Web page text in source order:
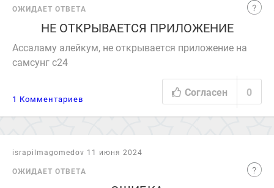
ОЖИДАЕТ ОТВЕТА
НЕ ОТКРЫВАЕТСЯ ПРИЛОЖЕНИЕ
Ассаламу алейкум, не открывается приложение на
самсунг с24
1 Комментариев
Согласен 0
israpilmagomedov 11 июня 2024
ОЖИДАЕТ ОТВЕТА